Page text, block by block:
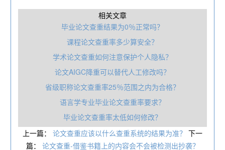
相关文章
毕业论文查重结果为0％正常吗？
课程论文查重率多少算安全？
学术论文查重如何注意保护个人隐私？
论文AIGC降重可以替代人工修改吗？
省级职称论文查重率25％范围之内为合格？
语言学专业毕业论文查重率要求？
毕业论文查重率太低如何修改？
上一篇： 论文查重应该以什么查重系统的结果为准？ 下一
篇： 论文查重-借鉴书籍上的内容会不会被检测出抄袭？